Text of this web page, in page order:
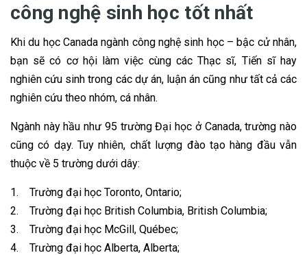
công nghệ sinh học tốt nhất
Khi du học Canada ngành công nghệ sinh học – bậc cử nhân,
bạn sẽ có cơ hội làm việc cùng các Thạc sĩ, Tiến sĩ hay
nghiên cứu sinh trong các dự án, luận án cũng như tất cả các
nghiên cứu theo nhóm, cá nhân.
Ngành này hầu như 95 trường Đại học ở Canada, trường nào
cũng có dạy. Tuy nhiên, chất lượng đào tạo hàng đầu vẫn
thuộc về 5 trường dưới dây:
1. Trường đại học Toronto, Ontario;
2. Trường đại học British Columbia, British Columbia;
3. Trường đại học McGill, Québec;
4. Trường đại học Alberta, Alberta;